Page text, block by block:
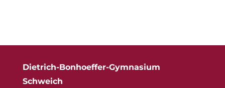
Dietrich-Bonhoeffer-Gymnasium
Schweich